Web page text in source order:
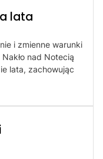
lata
i zmienne warunki
nad Notecią
lata, zachowując